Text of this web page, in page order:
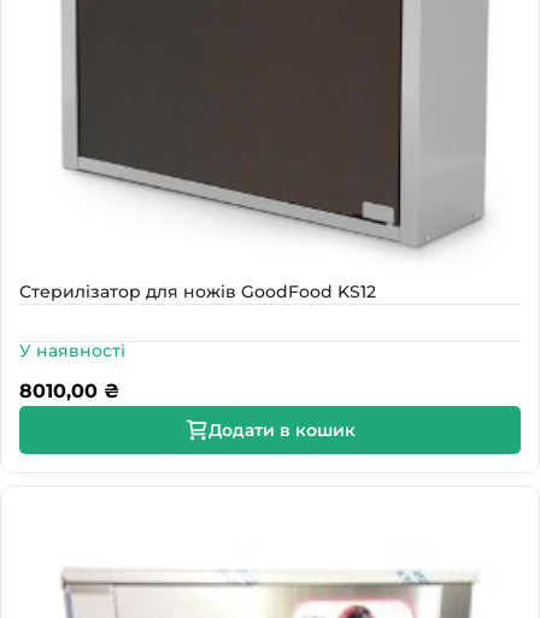
Стерилізатор для ножів GoodFood KS12
У наявності
8010,00 ₴
Додати в кошик